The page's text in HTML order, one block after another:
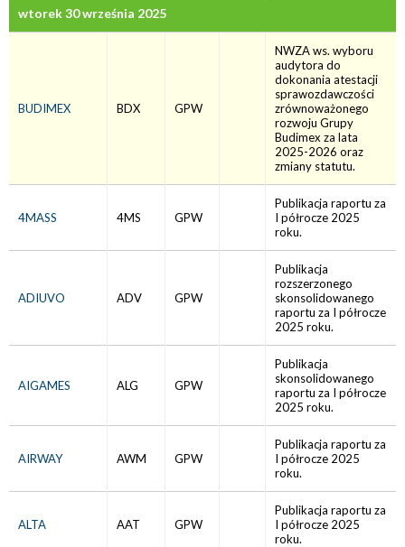
wtorek 30 września 2025
BUDIMEX BDX GPW
NWZA ws. wyboru
audytora do
dokonania atestacji
sprawozdawczości
zrównoważonego
rozwoju Grupy
Budimex za lata
2025-2026 oraz
zmiany statutu.
4MASS 4MS GPW
Publikacja raportu za
I półrocze 2025
roku.
ADIUVO ADV GPW
Publikacja
rozszerzonego
skonsolidowanego
raportu za I półrocze
2025 roku.
AIGAMES ALG GPW
Publikacja
skonsolidowanego
raportu za I półrocze
2025 roku.
AIRWAY AWM GPW
Publikacja raportu za
I półrocze 2025
roku.
ALTA AAT GPW
Publikacja raportu za
I półrocze 2025
roku.